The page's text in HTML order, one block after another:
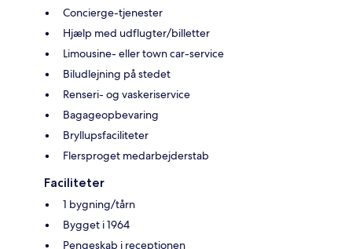
Concierge-tjenester
Hjælp med udflugter/billetter
Limousine- eller town car-service
Biludlejning på stedet
Renseri- og vaskeriservice
Bagageopbevaring
Bryllupsfaciliteter
Flersproget medarbejderstab
Faciliteter
1 bygning/tårn
Bygget i 1964
Pengeskab i receptionen